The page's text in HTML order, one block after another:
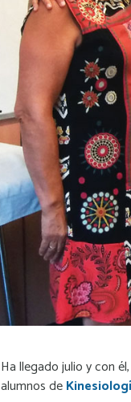
Ha llegado julio y con
alumnos de